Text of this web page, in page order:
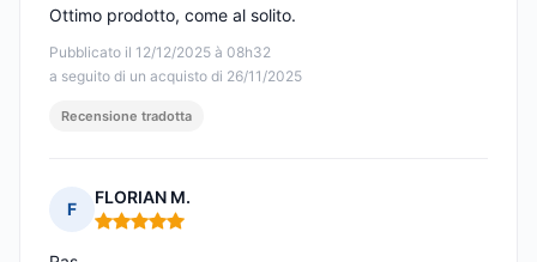
Pubblicato il 12/12/2025 à 08h32
a seguito di un acquisto di 26/11/2025
Ottimo prodotto, come al solito.
Recensione tradotta
F
FLORIAN M.
Nota: 5 su 5